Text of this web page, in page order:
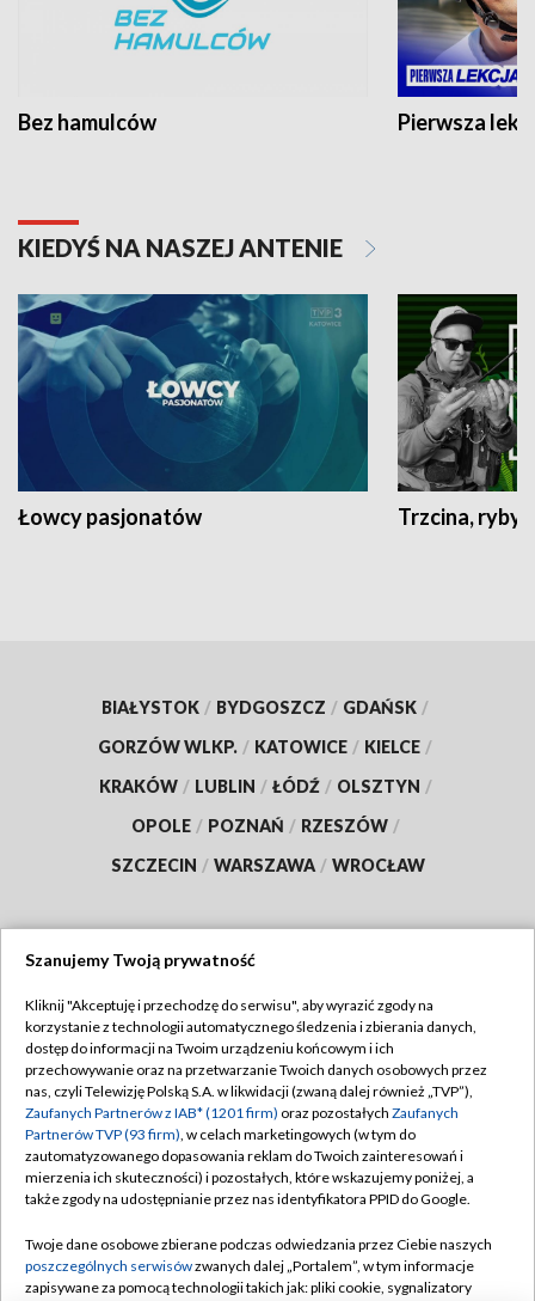
Bez hamulców Pierwsza
KIEDYŚ NA NASZEJ ANTENIE
Łowcy pasjonatów Trzcina, ryby
BIAŁYSTOK / BYDGOSZCZ / GDAŃSK /
GORZÓW WLKP. / KATOWICE / KIELCE /
KRAKÓW / LUBLIN / ŁÓDŹ / OLSZTYN /
OPOLE / POZNAŃ / RZESZÓW /
SZCZECIN / WARSZAWA / WROCŁAW
TVP
Abonament TVP
Emisja w TVP
Centrum informacji TVP
Naziemna Telewizja Cyfrowa
Rada Programowa
Regulamin TVP
Polityka prywatności
Moje zgody
Pomoc
Kontakt
Szanujemy Twoją prywatność
Kliknij "Akceptuję i przechodzę do serwisu", aby wyrazić zgody na
korzystanie z technologii automatycznego śledzenia i zbierania danych,
dostęp do informacji na Twoim urządzeniu końcowym i ich
przechowywanie oraz na przetwarzanie Twoich danych osobowych przez
nas, czyli Telewizję Polską S.A. w likwidacji (zwaną dalej również „TVP”),
Zaufanych Partnerów z IAB* (1201 firm) oraz pozostałych Zaufanych
Partnerów TVP (93 firm), w celach marketingowych (w tym do
zautomatyzowanego dopasowania reklam do Twoich zainteresowań i
mierzenia ich skuteczności) i pozostałych, które wskazujemy poniżej, a
także zgody na udostępnianie przez nas identyfikatora PPID do Google.
Twoje dane osobowe zbierane podczas odwiedzania przez Ciebie naszych
poszczególnych serwisówzwanych dalej „Portalem”, w tym informacje
zapisywane za pomocą technologii takich jak: pliki cookie, sygnalizatory